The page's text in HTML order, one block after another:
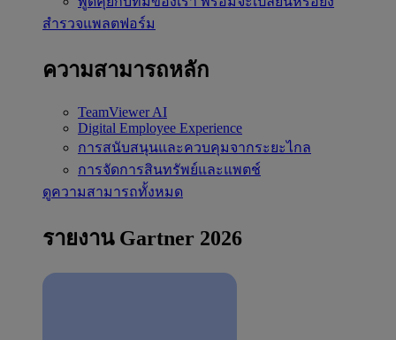
สำรวจแพลตฟอร์ม
ความสามารถหลัก
TeamViewer AI
Digital Employee Experience
การสนับสนุนและควบคุมจากระยะไกล
การจัดการสินทรัพย์และแพตช์
ดูความสามารถทั้งหมด
รายงาน Gartner 2026